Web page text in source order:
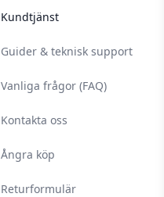
Kundtjänst
Guider & teknisk support
Vanliga frågor (FAQ)
Kontakta oss
Ångra köp
Returformulär